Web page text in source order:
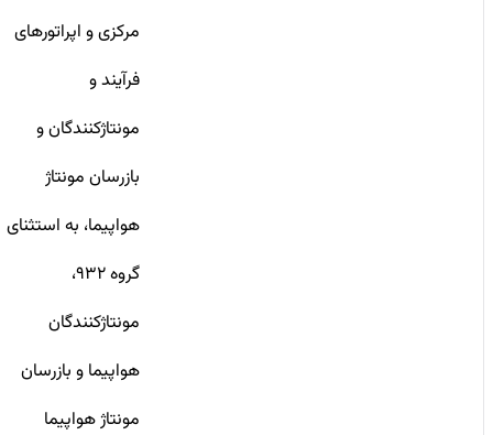
مرکزی و اپراتورهای
فرآیند و
مونتاژکنندگان و
بازرسان مونتاژ
هواپیما، به استثنای
گروه ۹۳۲،
مونتاژکنندگان
هواپیما و بازرسان
مونتاژ هواپیما